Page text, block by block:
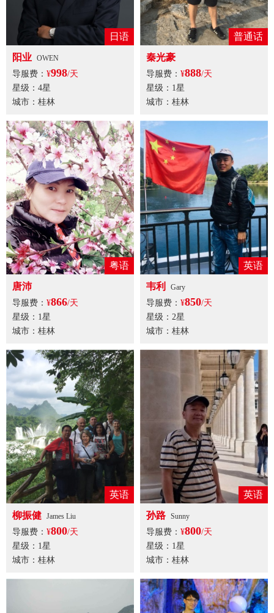
日语
阳业 OWEN
导服费： ¥998/天
星级：4星
城市：桂林
普通话
秦光豪
导服费： ¥888/天
星级：1星
城市：桂林
粤语
唐沛
导服费： ¥866/天
星级：1星
城市：桂林
英语
韦利
Gary
导服费： ¥850/天
星级：2星
城市：桂林
英语
柳振健 James Liu
导服费： ¥800/天
星级：1星
城市：桂林
英语
孙路 Sunny
导服费： ¥800/天
星级：1星
城市：桂林